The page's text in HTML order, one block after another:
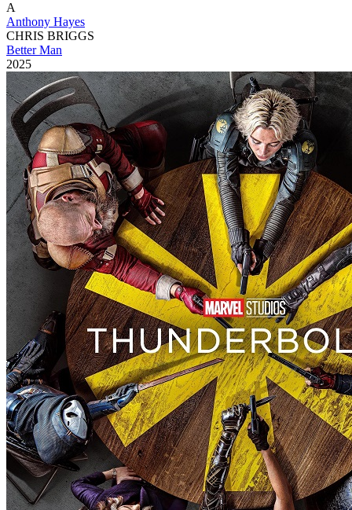
A
Anthony Hayes
CHRIS BRIGGS
Better Man
2025